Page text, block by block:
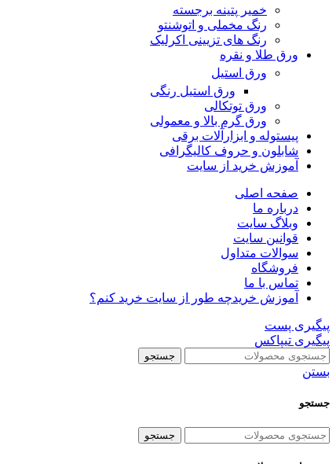
خمیر پتینه برجسته
رنگ مخملی و اتوشنتو
رنگ های تزیینی اکرلیک
ورق طلا و نقره
ورق استیل
ورق استیل رنگی
ورق توتکالی
ورق گرم بالا و معمولی
پیستوله و ابزارآلات برقی
شابلون و حروف کالیگرافی
آموزش خرید از سایت
صفحه اصلی
درباره ما
وبلاگ سایت
قوانین سایت
سوالات متداول
فروشگاه
تماس با ما
آموزش خریدچه طور از سایت خرید کنم؟
پیگیری پست
پیگیری تیپاکس
جستجو
بستن
جستجو
جستجو